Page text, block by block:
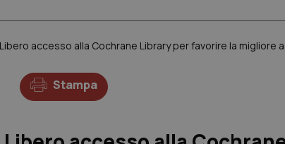
accesso alla Cochrane Library per favorire la migliore
Stampa